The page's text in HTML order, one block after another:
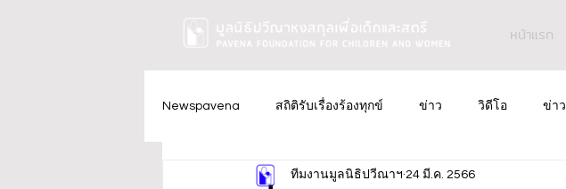
หน้าแรก
Newspavena สถิติรับเรื่องร้องทุกข์ ข่าว วิดีโอ ข่าว
ทีมงานมูลนิธิปวีณาฯ 24 มี.ค. 2566